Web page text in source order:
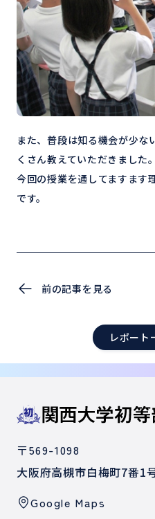
また、普段は知る機会が少な
くさん教えていただきました。
今回の授業を通してますます
です。
前の記事を見る
レポート
〒569-1098
大阪府高槻市白梅町7番1
Google Maps